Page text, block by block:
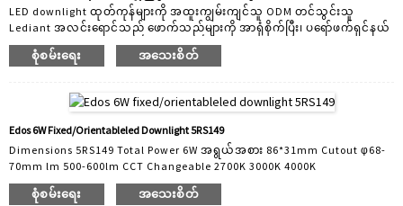
သစ်တီထွင်မှုရှိသည်။
LED downlight ထုတ်ကုန်များကို အထူးကျွမ်းကျင်သူ ODM တင်သွင်းသူ
Lediant အလင်းရောင်သည် ဖောက်သည်များကို အာရုံစိုက်ပြီး၊ ပရော်ဖက်ရှင်နယ်
နှင့် "နည်းပညာ-အသားပေး" ထိပ်တန်း LED downlight ထုတ်လုပ်သူဖြစ်သည်။
2005 ခုနှစ်ကတည်းက R&D ဝန်ထမ်းအဖွဲ့ဝင် 30 ဖြင့် Lediant သည် သင့်စျေး
မျိုးအတွက် သင့်လျော်သော LED downlight များကို ဒီဇိုင်းဆွဲပြီး ထုတ်လုပ်
ပါသည်။ ထုတ်ကုန်အကွာအဝေးတွင် ပြည်တွင်းမီးလုံးများ၊ စီးပွားဖြစ် အောက်မီး
များနှင့် စမတ်ကျသည့်မီးများ ပါဝင်ပါသည်။ Lediant မှရောင်းချသောထုတ်ကုန်
အားလုံးသည် tool ကိုဖွင့်လှစ်ထားသောထုတ်ကုန်ဖြစ်ပြီး၎င်း၏ကိုယ်ပိုင်
တည်းခိုခန်းရှိသည်...
စုံစမ်းရေး အသေးစိတ်
Edos 6W Fixed/orientableled Downlight 5RS149
Dimensions 5RS149 Total Power 6W အရွယ်အစား 86*31mm Cutout φ68-
70mm lm 500-600lm CCT Changeable 2700K 3000K 4000K
Interchangeable Bezels Specialist ODM LED downlight ထုတ်ကုန်များ
Lediant lighting သည် ထိပ်တန်းထုတ်လုပ်သူဖြစ်ပြီး၊ ကျွမ်းကျင်သော LED
စုံစမ်းရေး အသေးစိတ်